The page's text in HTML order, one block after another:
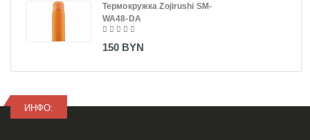
Термокружка Zojirushi SM-
WA48-DA
150 BYN
ИНФО: